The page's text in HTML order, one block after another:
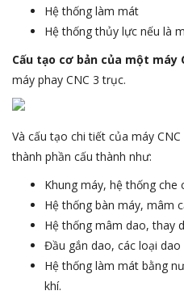
Hệ thống làm mát
Hệ thống thủy lực nếu là
Cấu tạo cơ bản của một máy
máy phay CNC 3 trục.
Và cấu tạo chi tiết của máy
thành phần cấu thành như:
Khung máy, hệ thống che
Hệ thống bàn máy, mâm
Hệ thống mâm dao, thay
Đầu gắn dao, các loại dao
Hệ thống làm mát bằng
khí.